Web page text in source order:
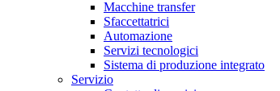
Macchine transfer
Sfaccettatrici
Automazione
Servizi tecnologici
Sistema di produzione integrato
Servizio